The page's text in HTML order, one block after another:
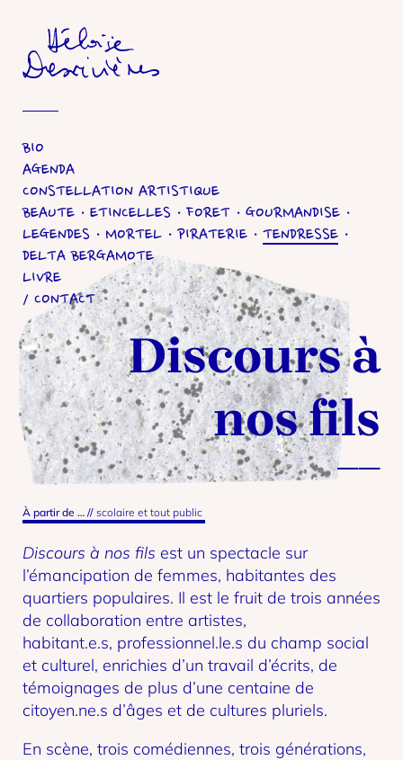
BIO
AGENDA
CONSTELLATION ARTISTIQUE
BEAUTE
ETINCELLES FORET
GOURMANDISE
LEGENDES
MORTEL PIRATERIE
TENDRESSE
DELTA BERGAMOTE
LIVRE
CONTACT
Discours à
nos fils
À partir de … // scolaire et tout public
Discours à nos fils est un spectacle sur
l’émancipation de femmes, habitantes des
quartiers populaires. Il est le fruit de trois années
de collaboration entre artistes,
habitant.e.s, professionnel.le.s du champ social
et culturel, enrichies d’un travail d’écrits, de
témoignages de plus d’une centaine de
citoyen.ne.s d’âges et de cultures pluriels.
En scène, trois comédiennes, trois générations,